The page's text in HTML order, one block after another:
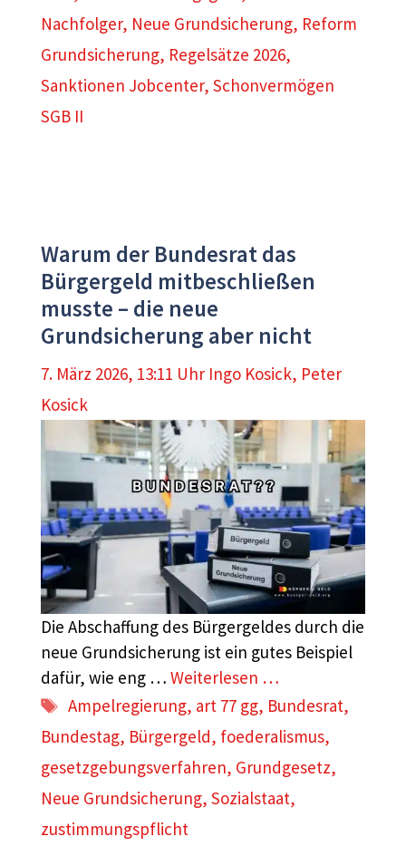
Nachfolger, Neue Grundsicherung, Reform
Grundsicherung, Regelsätze 2026,
Sanktionen Jobcenter, Schonvermögen
SGB II
Warum der Bundesrat das
Bürgergeld mitbeschließen
musste – die neue
Grundsicherung aber nicht
7. März 2026, 13:11 Uhr Ingo Kosick, Peter
Kosick
Die Abschaffung des Bürgergeldes durch die
neue Grundsicherung ist ein gutes Beispiel
dafür, wie eng … Weiterlesen …
Schlagwörter
Ampelregierung, art 77 gg, Bundesrat,
Bundestag, Bürgergeld, foederalismus,
gesetzgebungsverfahren, Grundgesetz,
Neue Grundsicherung, Sozialstaat,
zustimmungspflicht